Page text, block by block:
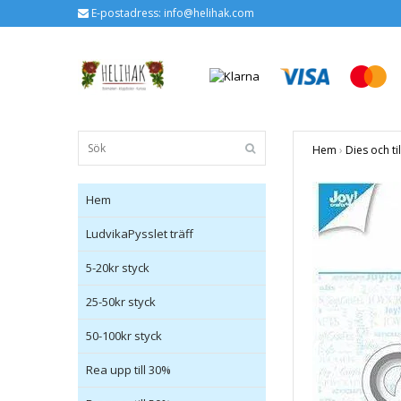
E-postadress: info@helihak.com
Hem
LudvikaPysslet träff
5-20kr styck
25-50kr styck
50-100kr styck
Rea upp till 30%
Hem › Dies och